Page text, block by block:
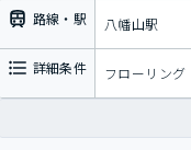
路線・駅 八幡山駅
詳細条件 フローリング